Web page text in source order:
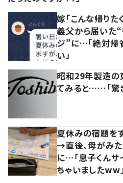
嫁「こんな帰りた
義父から届いた
ジ”に…「絶対帰
い」
昭和29年製造の
てみると……「驚
夏休みの宿題を
→直後、母がみた
に…「息子くんサ
ちゃいましたww」